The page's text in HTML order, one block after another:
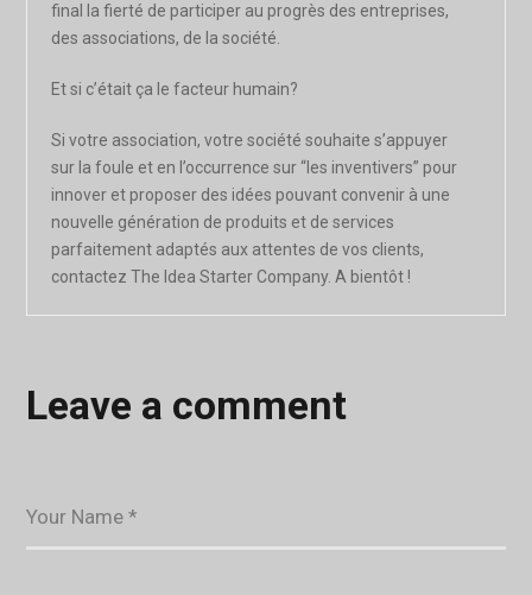
final la fierté de participer au progrès des entreprises,
des associations, de la société.
Et si c’était ça le facteur humain?
Si votre association, votre société souhaite s’appuyer
sur la foule et en l’occurrence sur “les inventivers” pour
innover et proposer des idées pouvant convenir à une
nouvelle génération de produits et de services
parfaitement adaptés aux attentes de vos clients,
contactez The Idea Starter Company. A bientôt !
Leave a comment
Your Name *